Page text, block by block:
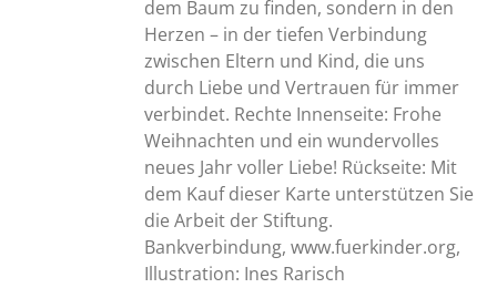
dem Baum zu finden, sondern in den
Herzen – in der tiefen Verbindung
zwischen Eltern und Kind, die uns
durch Liebe und Vertrauen für immer
verbindet. Rechte Innenseite: Frohe
Weihnachten und ein wundervolles
neues Jahr voller Liebe! Rückseite: Mit
dem Kauf dieser Karte unterstützen Sie
die Arbeit der Stiftung.
Bankverbindung, www.fuerkinder.org,
Illustration: Ines Rarisch